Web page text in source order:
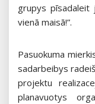
grupys pīsadaleit
vienā maisā!”.
Pasuokuma
sadarbeibys
projektu
planavuotys